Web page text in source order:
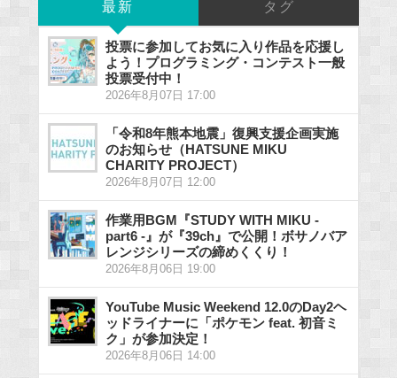
最新 タグ
投票に参加してお気に入り作品を応援し
よう！プログラミング・コンテスト一般
投票受付中！
2026年8月07日 17:00
「令和8年熊本地震」復興支援企画実施
のお知らせ（HATSUNE MIKU
CHARITY PROJECT）
2026年8月07日 12:00
作業用BGM『STUDY WITH MIKU -
part6 -』が『39ch』で公開！ボサノバア
レンジシリーズの締めくくり！
2026年8月06日 19:00
YouTube Music Weekend 12.0のDay2ヘ
ッドライナーに「ポケモン feat. 初音ミ
ク」が参加決定！
2026年8月06日 14:00